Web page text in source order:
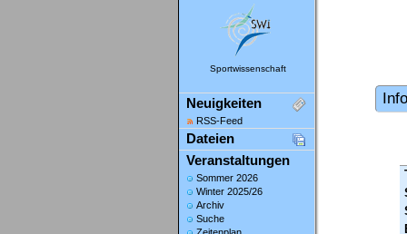
Sportwissenschaft
Neuigkeiten
RSS-Feed
Dateien
Veranstaltungen
Sommer 2026
Winter 2025/26
Archiv
Suche
Zeitenplan
Info